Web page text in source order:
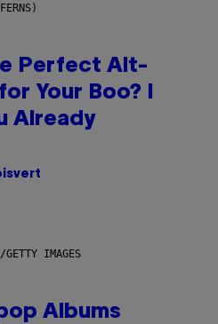
Perfect Alt-
Your Boo? I
Already
IMAGES
Albums